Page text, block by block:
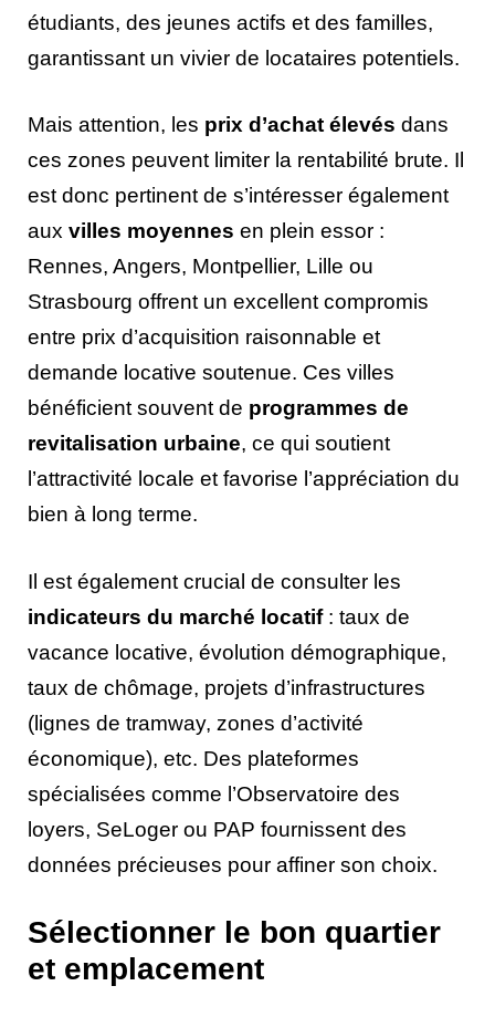
étudiants, des jeunes actifs et des familles,
garantissant un vivier de locataires potentiels.
Mais attention, les prix d’achat élevés dans
ces zones peuvent limiter la rentabilité brute. Il
est donc pertinent de s’intéresser également
aux villes moyennes en plein essor :
Rennes, Angers, Montpellier, Lille ou
Strasbourg offrent un excellent compromis
entre prix d’acquisition raisonnable et
demande locative soutenue. Ces villes
bénéficient souvent de programmes de
revitalisation urbaine, ce qui soutient
l’attractivité locale et favorise l’appréciation du
bien à long terme.
Il est également crucial de consulter les
indicateurs du marché locatif: taux de
vacance locative, évolution démographique,
taux de chômage, projets d’infrastructures
(lignes de tramway, zones d’activité
économique), etc. Des plateformes
spécialisées comme l’Observatoire des
loyers, SeLoger ou PAP fournissent des
données précieuses pour affiner son choix.
Sélectionner le bon quartier
et emplacement